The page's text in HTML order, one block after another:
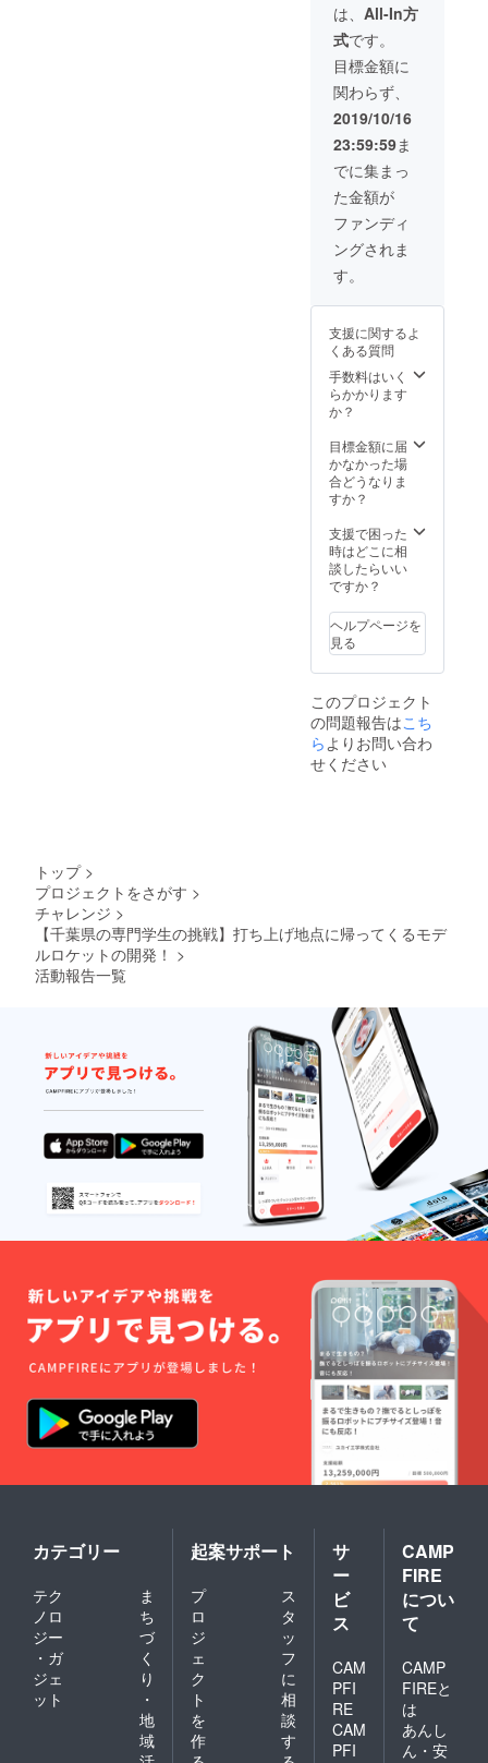
側、GPなんちゃらと書いて
あるのがGPSのアンテナで
す。自分が地球のどこにい
るか、誤差２ｍで計算して
LEDです。この部分が光れ
ば、システムの準備がすべ
て終わって打ち上げ準備完
了です！もう少し左側を見
ていきましょう。手前の右
側緑色の基盤がマイクロコ
ンピュータ、つまりロケッ
がこの中に記憶してありま
す。受信した位置情報をも
とに進行方向を計算して
モータに命令したり、各種
情報をSDカードに送信した
りと常に脳みそフル回転で
がった衝撃を検知するため
に必要な部品です。先ほど
紹介したモータが、打ち上
げる前に中で暴れだしたら
大変なので、発射したタイ
ミングは確実に知らなけれ
ばいけません。奥の青い基
板がSDカードモジュールで
は、 All-In方
式です。
目標金額に
関わらず、
2019/10/16
23:59:59ま
でに集まっ
た金額が
ファンディ
ングされま
す。
支援に関するよ
くある質問
手数料はいく
らかかります
か？
目標金額に届
かなかった場
合どうなりま
すか？
支援で困った
時はどこに相
談したらいい
ですか？
ヘルプページを
見る
このプロジェクト
の問題報告はこち
らよりお問い合わ
せください
トップ >
プロジェクトをさがす >
チャレンジ >
【千葉県の専門学生の挑戦】打ち上げ地点に帰ってくるモデ
ルロケットの開発！ >
活動報告一覧
カテゴリー
テク
ノロ
ジー
・ガ
ジェ
ット
ま
ち
づ
く
り
・
地
域
起案サポート
プ
ロ
ジ
ェ
ク
ト
を
作
ス
タ
ッ
フ
に
相
談
す
サ
ー
ビ
ス
CAM
PFI
RE
CAM
PFI
CAMP
FIRE
につい
て
CAMP
FIREと
は
あんし
ん・安